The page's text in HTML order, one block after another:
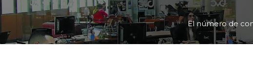
El número de